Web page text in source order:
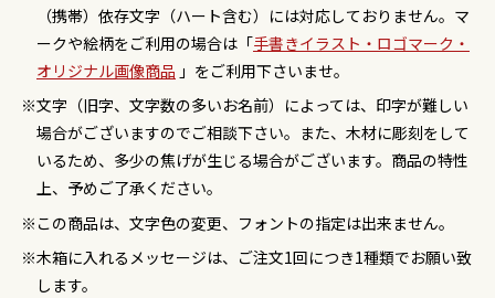
（携帯）依存文字（ハート含む）には対応しておりません。マ
ークや絵柄をご利用の場合は「手書きイラスト・ロゴマーク・
オリジナル画像商品 」をご利用下さいませ。
文字（旧字、文字数の多いお名前）によっては、印字が難しい
場合がございますのでご相談下さい。また、木材に彫刻をして
いるため、多少の焦げが生じる場合がございます。商品の特性
上、予めご了承ください。
この商品は、文字色の変更、フォントの指定は出来ません。
木箱に入れるメッセージは、ご注文1回につき1種類でお願い致
します。